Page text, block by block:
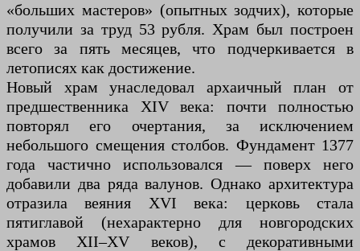
«больших мастеров» (опытных зодчих), которые
получили за труд 53 рубля. Храм был построен
всего за пять месяцев, что подчеркивается в
летописях как достижение.
Новый храм унаследовал архаичный план от
предшественника XIV века: почти полностью
повторял его очертания, за исключением
небольшого смещения столбов. Фундамент 1377
года частично использовался — поверх него
добавили два ряда валунов. Однако архитектура
отразила веяния XVI века: церковь стала
пятиглавой (нехарактерно для новгородских
храмов XII–XV веков), с декоративными